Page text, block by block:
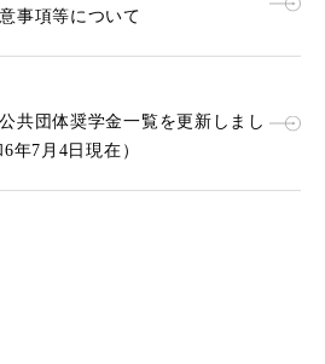
事項等について
共団体奨学金一覧を更新しまし
6年7月4日現在）